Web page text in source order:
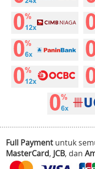
Full Payment untuk
MasterCard, JCB, dan